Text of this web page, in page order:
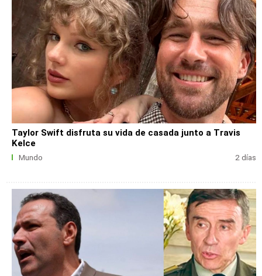
Taylor Swift disfruta su vida de casada junto a Travis
Kelce
Mundo 2 días